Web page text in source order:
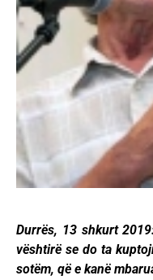
Durrës, 13 shkurt
vështirë se do ta
sotëm, që e kanë